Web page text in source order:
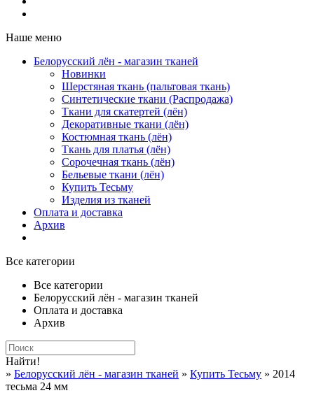
Наше меню
Белорусский лён - магазин тканей
Новинки
Шерстяная ткань (пальтовая ткань)
Синтетические ткани (Распродажа)
Ткани для скатертей (лён)
Декоративные ткани (лён)
Костюмная ткань (лён)
Ткань для платья (лён)
Сорочечная ткань (лён)
Бельевые ткани (лён)
Купить Тесьму
Изделия из тканей
Оплата и доставка
Архив
Все категории
Все категории
Белорусский лён - магазин тканей
Оплата и доставка
Архив
Найти!
» Белорусский лён - магазин тканей » Купить Тесьму » 2014
тесьма 24 мм